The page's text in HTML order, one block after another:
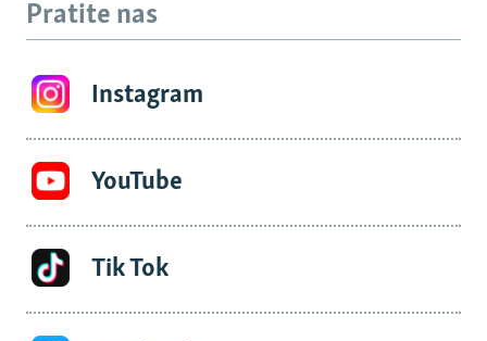
Pratite nas
Instagram
YouTube
Tik Tok